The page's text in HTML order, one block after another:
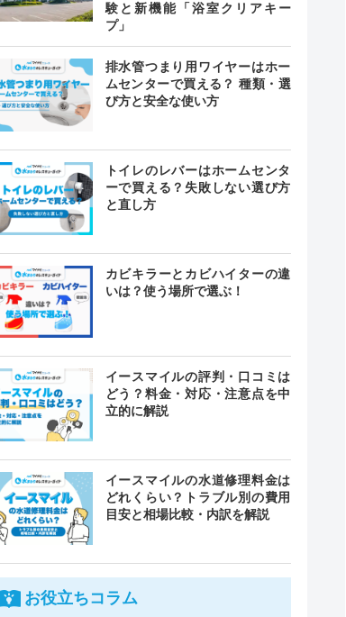
験と新機能「浴室クリアキー
プ」
排水管つまり用ワイヤーはホー
ムセンターで買える？ 種類・選
び方と安全な使い方
トイレのレバーはホームセンタ
ーで買える？失敗しない選び方
と直し方
カビキラーとカビハイターの違
いは？使う場所で選ぶ！
イースマイルの評判・口コミは
どう？料金・対応・注意点を中
立的に解説
イースマイルの水道修理料金は
どれくらい？トラブル別の費用
目安と相場比較・内訳を解説
お役立ちコラム